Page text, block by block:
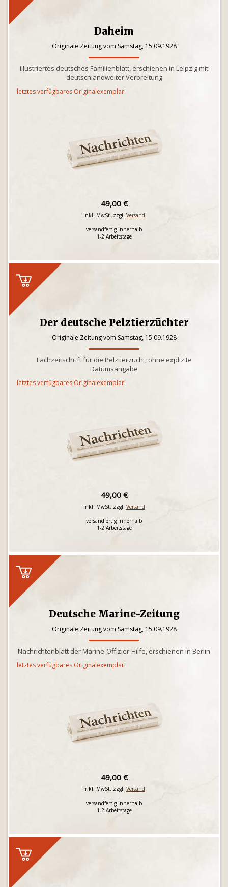
Daheim
Originale Zeitung vom Samstag, 15.09.1928
illustriertes deutsches Familienblatt, erschienen in Leipzig mit
deutschlandweiter Verbreitung
letztes verfügbares Originalexemplar!
49,00 €
inkl. MwSt. zzgl. Versand
versandfertig innerhalb
1-2 Arbeitstage
Der deutsche Pelztierzüchter
Originale Zeitung vom Samstag, 15.09.1928
Fachzeitschrift für die Pelztierzucht, ohne explizite
Datumsangabe
letztes verfügbares Originalexemplar!
49,00 €
inkl. MwSt. zzgl. Versand
versandfertig innerhalb
1-2 Arbeitstage
Deutsche Marine-Zeitung
Originale Zeitung vom Samstag, 15.09.1928
Nachrichtenblatt der Marine-Offizier-Hilfe, erschienen in Berlin
letztes verfügbares Originalexemplar!
49,00 €
inkl. MwSt. zzgl. Versand
versandfertig innerhalb
1-2 Arbeitstage